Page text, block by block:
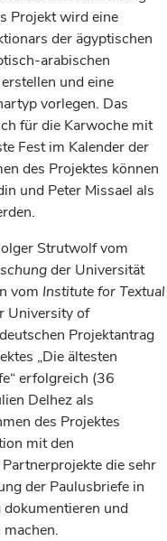
Projekt wird eine
der ägyptischen
arabischen
und eine
vorlegen. Das
für die Karwoche mit
Fest im Kalender der
des Projektes können
und Peter Missael als
Strutwolf vom
der Universität
vom Institute for Textual
University of
Projektantrag
„Die ältesten
erfolgreich (36
Delhez als
des Projektes
mit den
die sehr
der Paulusbriefe in
und